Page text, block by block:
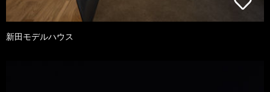
新田モデルハウス